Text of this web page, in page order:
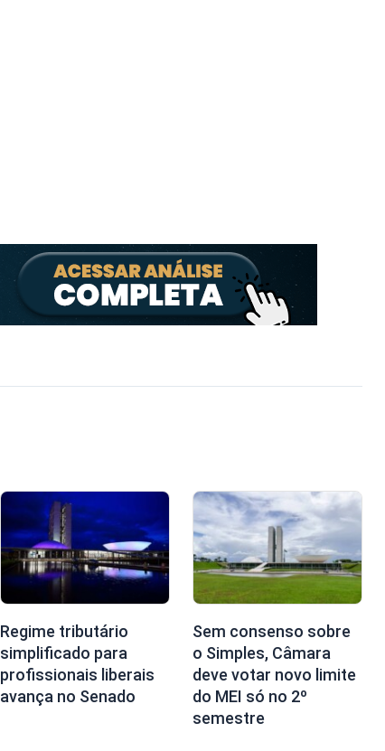
Regime tributário
simplificado para
profissionais liberais
avança no Senado
Sem consenso sobre
o Simples, Câmara
deve votar novo limite
do MEI só no 2º
semestre